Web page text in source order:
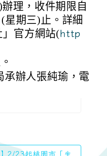
理，收件期限自
星期三)止。詳細
官方網站(http
承辦人張純瑜，電
2/23起桃園市「生